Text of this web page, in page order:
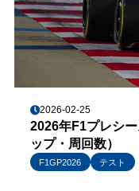
2026-02-25
2026年F1プレシ
ップ・周回数）
F1GP2026
テスト